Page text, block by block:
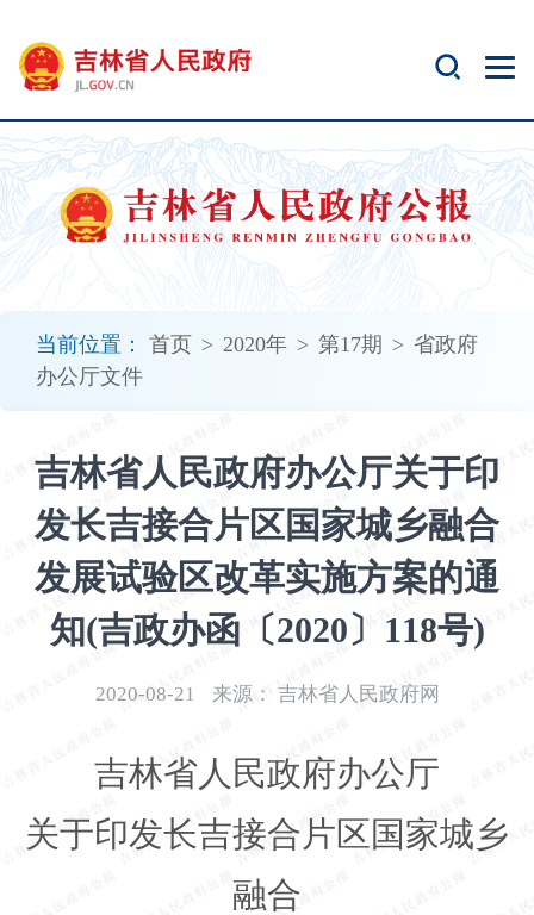
当前位置： 首页 > 2020年 > 第17期 > 省政府
办公厅文件
吉林省人民政府办公厅关于印
发长吉接合片区国家城乡融合
发展试验区改革实施方案的通
知(吉政办函〔2020〕118号)
2020-08-21 来源： 吉林省人民政府网
吉林省人民政府办公厅
关于印发长吉接合片区国家城乡
融合
开
无
障
碍
说
明
加